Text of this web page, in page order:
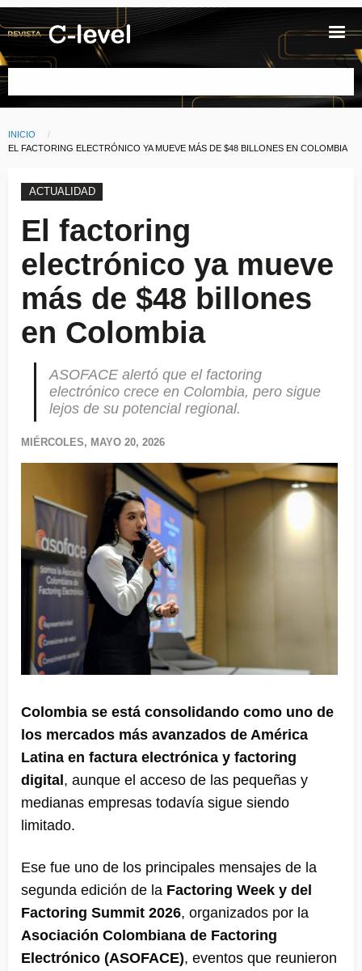
Pasar al contenido principal
Buscar
Ruta de navegación
INICIO
CURRENT:
EL FACTORING ELECTRÓNICO YA MUEVE MÁS DE $48 BILLONES EN COLOMBIA
ACTUALIDAD
El factoring
electrónico ya mueve
más de $48 billones
en Colombia
ASOFACE alertó que el factoring
electrónico crece en Colombia, pero sigue
lejos de su potencial regional.
MIÉRCOLES, MAYO 20, 2026
Colombia se está consolidando como uno de
los mercados más avanzados de América
Latina en factura electrónica y factoring
digital, aunque el acceso de las pequeñas y
medianas empresas todavía sigue siendo
limitado.
Ese fue uno de los principales mensajes de la
segunda edición de la Factoring Week y del
Factoring Summit 2026, organizados por la
Asociación Colombiana de Factoring
Electrónico (ASOFACE), eventos que reunieron